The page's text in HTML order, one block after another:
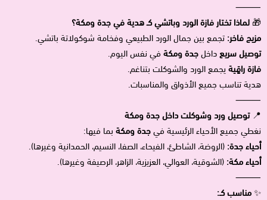
⸻
🎁 لماذا تختار فازة الورد وباتشي كـ هدية في جدة ومكة؟
مزيج فاخر: تجمع بين جمال الورد الطبيعي وفخامة شوكولاتة باتشي.
توصيل سريعداخلجدة ومكة في نفس اليوم.
فازة راقٍية يجمع الورد والشوكلت بتناغم.
هدية تناسب جميع الأذواق والمناسبات.
⸻
📍توصيل ورد وشوكلت داخل جدة ومكة
نغطي جميع الأحياء الرئيسية فيجدة ومكة بما فيها:
أحياء جدة: (الروضة، الشاطئ، الفيحاء، الصفا، النسيم، الحمدانية وغيرها).
أحياء مكة: (الشوقية، العوالي، العزيزية، الزاهر، الرصيفة وغيرها).
⸻
✨مناسب كـ: